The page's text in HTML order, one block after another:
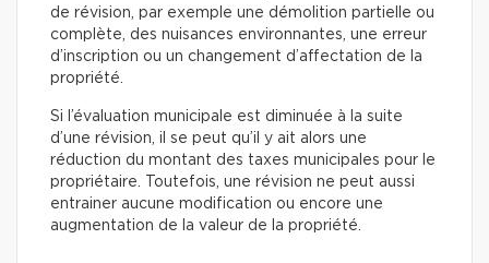
de révision, par exemple une démolition partielle ou
complète, des nuisances environnantes, une erreur
d’inscription ou un changement d’affectation de la
propriété.
Si l’évaluation municipale est diminuée à la suite
d’une révision, il se peut qu’il y ait alors une
réduction du montant des taxes municipales pour le
propriétaire. Toutefois, une révision ne peut aussi
entrainer aucune modification ou encore une
augmentation de la valeur de la propriété.